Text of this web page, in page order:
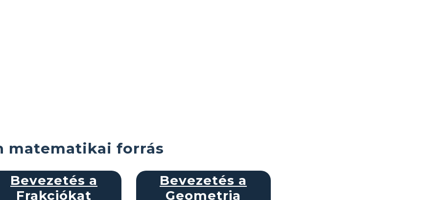
matematikai forrás
Bevezetés a
Frakciókat
Bevezetés a
Geometria